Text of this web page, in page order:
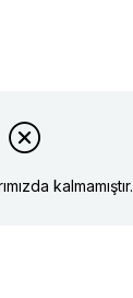
kalmamıştır.